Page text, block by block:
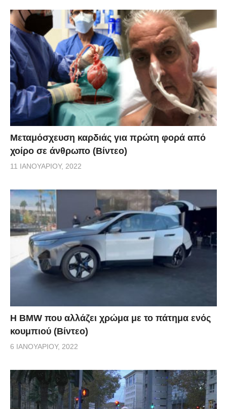
Μεταμόσχευση καρδιάς για πρώτη φορά από
χοίρο σε άνθρωπο (Βίντεο)
11 ΙΑΝΟΥΑΡΊΟΥ, 2022
Η BMW που αλλάζει χρώμα με το πάτημα ενός
κουμπιού (Βίντεο)
6 ΙΑΝΟΥΑΡΊΟΥ, 2022